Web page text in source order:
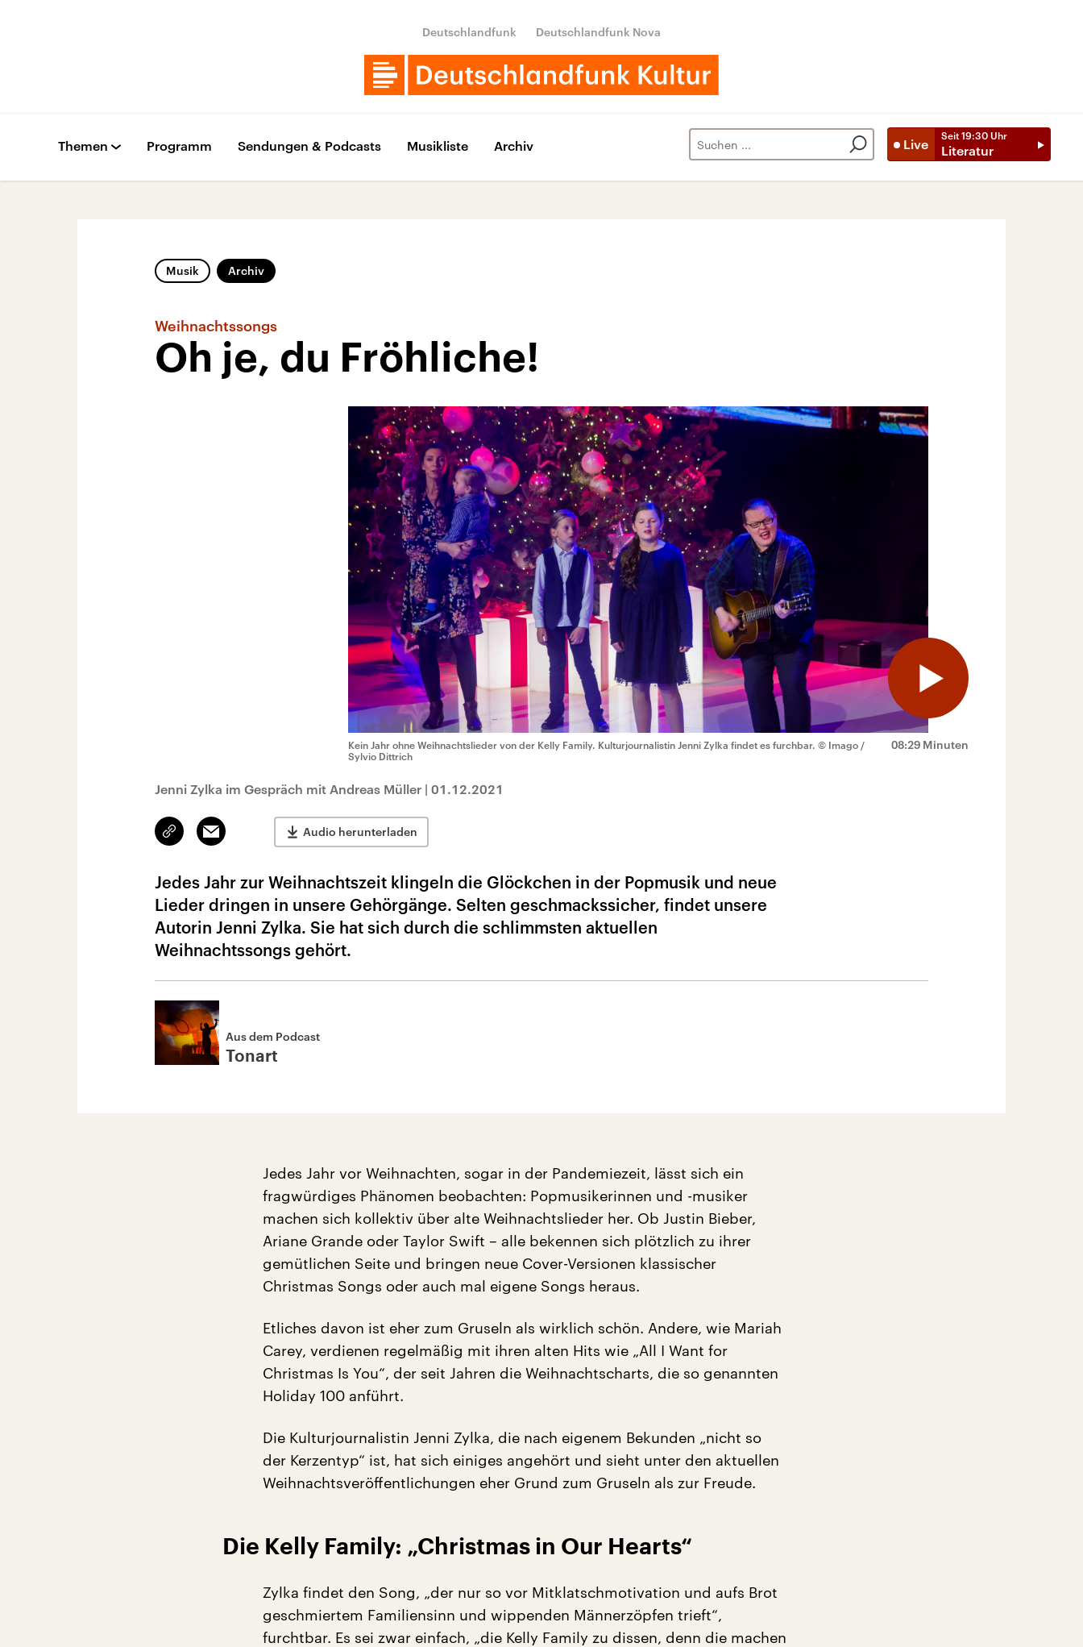
Deutschlandfunk Deutschlandfunk Nova
Live
Seit 19:30 Uhr
Literatur
Themen Programm Sendungen & Podcasts Musikliste Archiv
Musik Archiv
Weihnachtssongs
Oh je, du Fröhliche!
08:29 Minuten
Kein Jahr ohne Weihnachtslieder von der Kelly Family. Kulturjournalistin Jenni Zylka findet es furchbar. © Imago /
Sylvio Dittrich
Jenni Zylka im Gespräch mit Andreas Müller | 01.12.2021
Link
kopieren/teilen
Email Audio herunterladen
Jedes Jahr zur Weihnachtszeit klingeln die Glöckchen in der Popmusik und neue
Lieder dringen in unsere Gehörgänge. Selten geschmackssicher, findet unsere
Autorin Jenni Zylka. Sie hat sich durch die schlimmsten aktuellen
Weihnachtssongs gehört.
Aus dem Podcast
Tonart
Jedes Jahr vor Weihnachten, sogar in der Pandemiezeit, lässt sich ein
fragwürdiges Phänomen beobachten: Popmusikerinnen und -musiker
machen sich kollektiv über alte Weihnachtslieder her. Ob Justin Bieber,
Ariane Grande oder Taylor Swift – alle bekennen sich plötzlich zu ihrer
gemütlichen Seite und bringen neue Cover-Versionen klassischer
Christmas Songs oder auch mal eigene Songs heraus.
Etliches davon ist eher zum Gruseln als wirklich schön. Andere, wie Mariah
Carey, verdienen regelmäßig mit ihren alten Hits wie „All I Want for
Christmas Is You“, der seit Jahren die Weihnachtscharts, die so genannten
Holiday 100 anführt.
Die Kulturjournalistin Jenni Zylka, die nach eigenem Bekunden „nicht so
der Kerzentyp“ ist, hat sich einiges angehört und sieht unter den aktuellen
Weihnachtsveröffentlichungen eher Grund zum Gruseln als zur Freude.
Die Kelly Family: „Christmas in Our Hearts“
Zylka findet den Song, „der nur so vor Mitklatschmotivation und aufs Brot
geschmiertem Familiensinn und wippenden Männerzöpfen trieft“,
furchtbar. Es sei zwar einfach, „die Kelly Family zu dissen, denn die machen